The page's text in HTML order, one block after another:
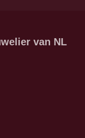
van NL